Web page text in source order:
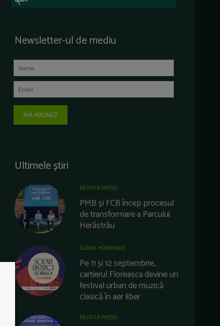
Newsletter-ul de mediu
MĂ ABONEZ
Ultimele știri
REVISTA PRESEI
PMB și FCB încep procesul
de transformare a Parcului
Herăstrău
SLIDER HOMEPAGE
Pe 11 și 12 septembrie,
cartierul Floreasca devine un
festival urban de muzică
clasică în aer liber
REVISTA PRESEI